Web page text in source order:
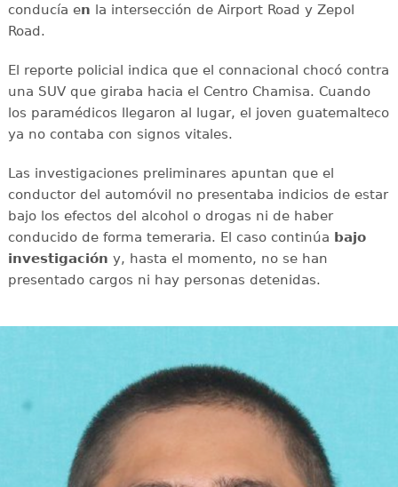
conducía en la intersección de Airport Road y Zepol
Road.
El reporte policial indica que el connacional chocó contra
una SUV que giraba hacia el Centro Chamisa. Cuando
los paramédicos llegaron al lugar, el joven guatemalteco
ya no contaba con signos vitales.
Las investigaciones preliminares apuntan que el
conductor del automóvil no presentaba indicios de estar
bajo los efectos del alcohol o drogas ni de haber
conducido de forma temeraria. El caso continúa bajo
investigación y, hasta el momento, no se han
presentado cargos ni hay personas detenidas.